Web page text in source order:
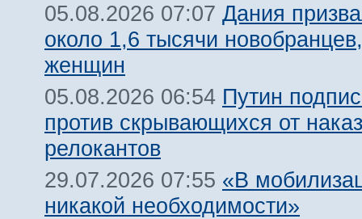
05.08.2026 07:07 Дания
около 1,6 тысячи
женщин
05.08.2026 06:54 Путин
против скрывающихся от
релокантов
29.07.2026 07:55 «В
никакой необходимости»